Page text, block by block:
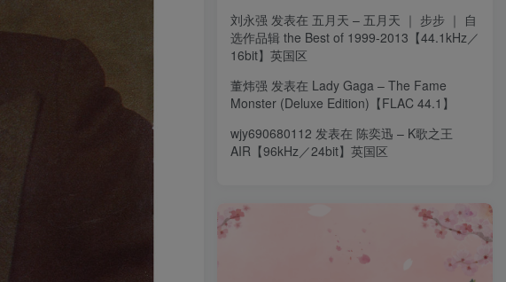
刘永强 发表在 五月天 – 五月天 ｜ 步步 ｜ 自
选作品辑 the Best of 1999-2013【44.1kHz／
16bit】英国区
董炜强 发表在 Lady Gaga – The Fame
Monster (Deluxe Edition)【FLAC 44.1】
wjy690680112 发表在 陈奕迅 – K歌之王
AIR【96kHz／24bit】英国区